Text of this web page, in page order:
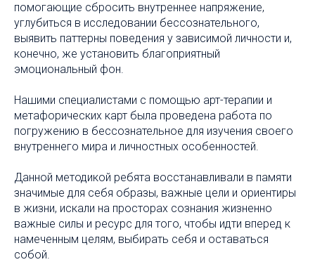
помогающие сбросить внутреннее напряжение,
углубиться в исследовании бессознательного,
выявить паттерны поведения у зависимой личности и,
конечно, же установить благоприятный
эмоциональный фон.
Нашими специалистами с помощью арт-терапии и
метафорических карт была проведена работа по
погружению в бессознательное для изучения своего
внутреннего мира и личностных особенностей.
Данной методикой ребята восстанавливали в памяти
значимые для себя образы, важные цели и ориентиры
в жизни, искали на просторах сознания жизненно
важные силы и ресурс для того, чтобы идти вперед к
намеченным целям, выбирать себя и оставаться
собой.